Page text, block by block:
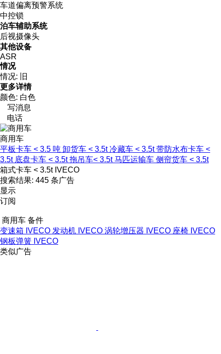
车道偏离预警系统
中控锁
泊车辅助系统
后视摄像头
其他设备
ASR
情况
情况:
旧
更多详情
颜色: 白色
写消息
电话
商用车
平板卡车 < 3.5 吨 卸货车 < 3.5t冷藏车 < 3.5t带防水布卡车 <
3.5t 底盘卡车 < 3.5t拖吊车< 3.5t马匹运输车 侧帘货车 < 3.5t
箱式卡车 < 3.5t IVECO
搜索结果: 445 条广告
显示
订阅
商用车 备件
变速箱 IVECO 发动机 IVECO 涡轮增压器 IVECO 座椅 IVECO
钢板弹簧 IVECO
类似广告